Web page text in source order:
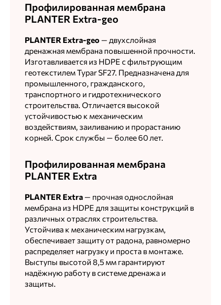
Профилированная мембрана
PLANTER Extra-geo
PLANTER Extra-geo — двухслойная
дренажная мембрана повышенной прочности.
Изготавливается из HDPE с фильтрующим
геотекстилем Typar SF27. Предназначена для
промышленного, гражданского,
транспортного и гидротехнического
строительства. Отличается высокой
устойчивостью к механическим
воздействиям, заиливанию и прорастанию
корней. Срок службы — более 60 лет.
Профилированная мембрана
PLANTER Extra
PLANTER Extra— прочная однослойная
мембрана из HDPE для защиты конструкций в
различных отраслях строительства.
Устойчива к механическим нагрузкам,
обеспечивает защиту от радона, равномерно
распределяет нагрузку и проста в монтаже.
Выступы высотой 8,5 мм гарантируют
надёжную работу в системе дренажа и
защиты.